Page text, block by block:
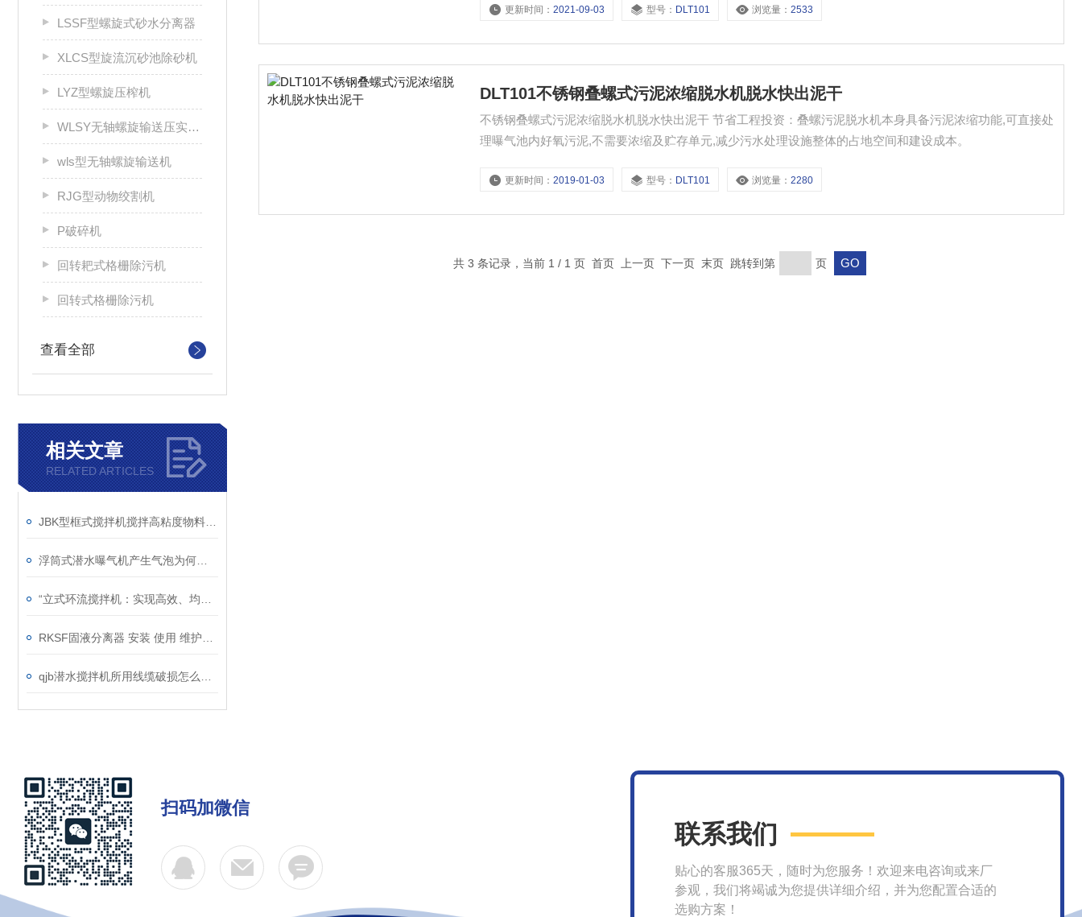
LSSF型螺旋式砂水分离器
XLCS型旋流沉砂池除砂机
LYZ型螺旋压榨机
WLSY无轴螺旋输送压实一体机
wls型无轴螺旋输送机
RJG型动物绞割机
P破碎机
回转耙式格栅除污机
回转式格栅除污机
查看全部
相关文章
RELATED ARTICLES
更新时间：2021-09-03 型号： DLT101 浏览量：2533
DLT101不锈钢叠螺式污泥浓缩脱水机脱水快出泥干
不锈钢叠螺式污泥浓缩脱水机脱水快出泥干 节省工程投资：叠螺污泥脱水机本身具备污泥浓缩功能,可直接处
理曝气池内好氧污泥,不需要浓缩及贮存单元,减少污水处理设施整体的占地空间和建设成本。
更新时间：2019-01-03 型号： DLT101 浏览量：2280
共 3 条记录，当前 1 / 1 页 首页 上一页 下一页 末页 跳转到第 页
扫码加微信
联系我们
贴心的客服365天，随时为您服务！欢迎来电咨询或来厂
参观，我们将竭诚为您提供详细介绍，并为您配置合适的
选购方案！